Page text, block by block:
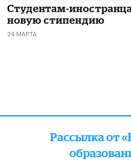
Студентам-
новую стипендию
24 МАРТА
Рассылка от